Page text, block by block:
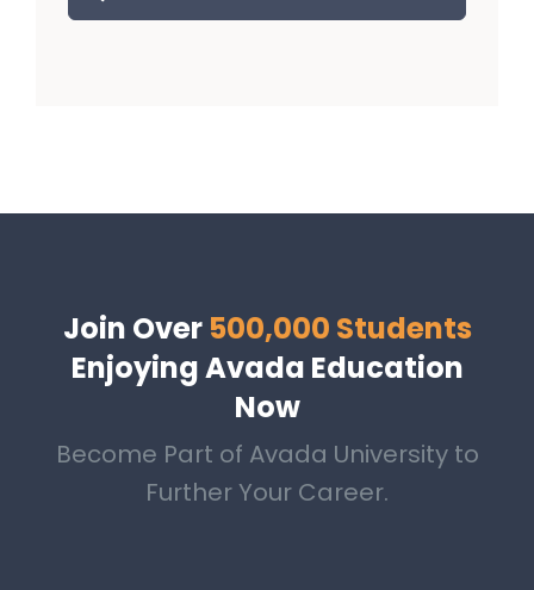
for:
Join Over 500,000 Students
Enjoying Avada Education
Now
Become Part of Avada University to
Further Your Career.